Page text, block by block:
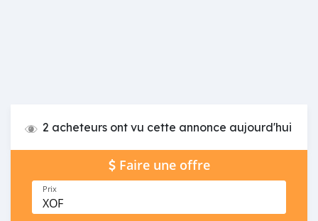
2 acheteurs ont vu cette annonce aujourd'hui
Faire une offre
Prix
XOF